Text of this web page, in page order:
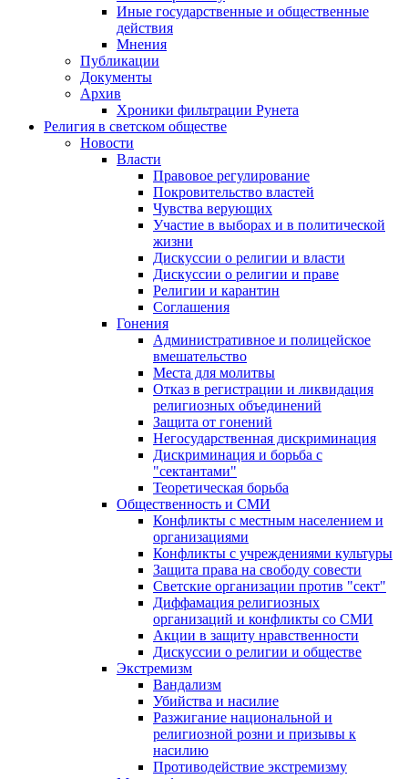
Иные государственные и общественные
действия
Мнения
Публикации
Документы
Архив
Хроники фильтрации Рунета
Религия в светском обществе
Новости
Власти
Правовое регулирование
Покровительство властей
Чувства верующих
Участие в выборах и в политической
жизни
Дискуссии о религии и власти
Дискуссии о религии и праве
Религии и карантин
Соглашения
Гонения
Административное и полицейское
вмешательство
Места для молитвы
Отказ в регистрации и ликвидация
религиозных объединений
Защита от гонений
Негосударственная дискриминация
Дискриминация и борьба с
"сектантами"
Теоретическая борьба
Общественность и СМИ
Конфликты с местным населением и
организациями
Конфликты с учреждениями культуры
Защита права на свободу совести
Светские организации против "сект"
Диффамация религиозных
организаций и конфликты со СМИ
Акции в защиту нравственности
Дискуссии о религии и обществе
Экстремизм
Вандализм
Убийства и насилие
Разжигание национальной и
религиозной розни и призывы к
насилию
Противодействие экстремизму